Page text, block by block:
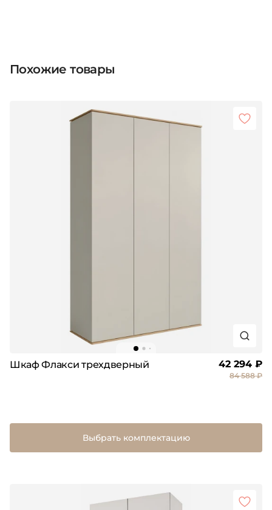
Похожие товары
Шкаф Флакси трехдверный 42 294 ₽
84 588 ₽
Выбрать комплектацию